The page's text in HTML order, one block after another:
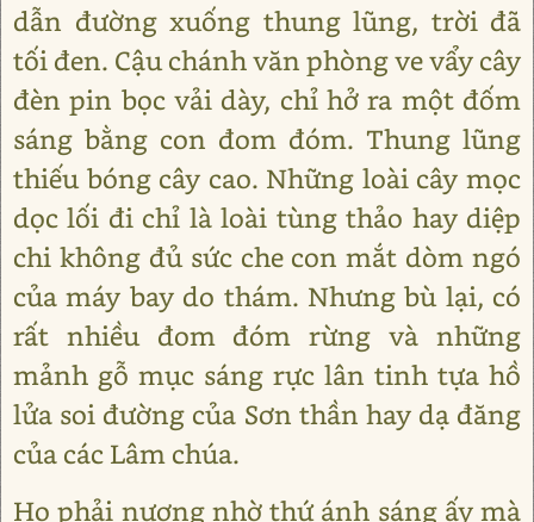
dẫn đường xuống thung lũng, trời đã
tối đen. Cậu chánh văn phòng ve vẩy cây
đèn pin bọc vải dày, chỉ hở ra một đốm
sáng bằng con đom đóm. Thung lũng
thiếu bóng cây cao. Những loài cây mọc
dọc lối đi chỉ là loài tùng thảo hay diệp
chi không đủ sức che con mắt dòm ngó
của máy bay do thám. Nhưng bù lại, có
rất nhiều đom đóm rừng và những
mảnh gỗ mục sáng rực lân tinh tựa hồ
lửa soi đường của Sơn thần hay dạ đăng
của các Lâm chúa.
Họ phải nương nhờ thứ ánh sáng ấy mà